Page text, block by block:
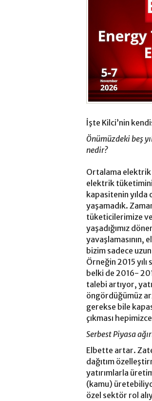
İşte Kilci’nin
Önümüzdeki beş
nedir?
Ortalama elektrik
elektrik
kapasitenin yılda
yaşamadık.
tüketicilerimize
yaşadığımız
bizim sadece
Örneğin 2015
belki de 2016-
talebi artıyor,
öngördüğümüz
gerekse bile
çıkması
Serbest Piyasa
Elbette artar.
dağıtım
yatırımlarla
(kamu)
özel sektör rol